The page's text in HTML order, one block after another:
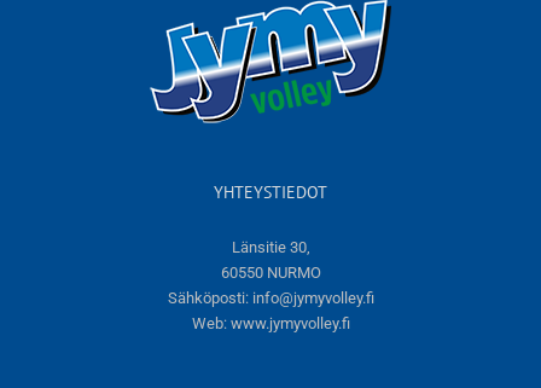
YHTEYSTIEDOT
Länsitie 30,
60550 NURMO
Sähköposti: info@jymyvolley.fi
Web: www.jymyvolley.fi